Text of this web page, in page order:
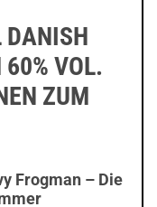
DANISH
60% VOL.
ZUM
Frogman – Die